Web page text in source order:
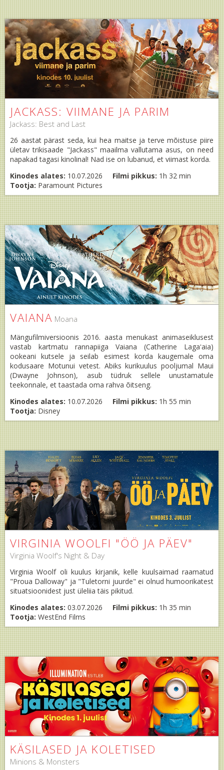
JACKASS: VIIMANE JA PARIM
Jackass: Best and Last
26 aastat pärast seda, kui hea maitse ja terve mõistuse piire
ületav trikisaade "Jackass" maailma vallutama asus, on need
napakad tagasi kinolinal! Nad ise on lubanud, et viimast korda.
Kinodes alates: 10.07.2026 Filmi pikkus: 1h 32 min
Tootja: Paramount Pictures
VAIANA Moana
Mängufilmiversioonis 2016. aasta menukast animaseiklusest
vastab kartmatu rannapiiga Vaiana (Catherine Lagaʻaia)
ookeani kutsele ja seilab esimest korda kaugemale oma
kodusaare Motunui vetest. Abiks kurikuulus pooljumal Maui
(Dwayne Johnson), asub tüdruk sellele unustamatule
teekonnale, et taastada oma rahva õitseng.
Kinodes alates: 10.07.2026 Filmi pikkus: 1h 55 min
Tootja: Disney
VIRGINIA WOOLFI "ÖÖ JA PÄEV"
Virginia Woolf's Night & Day
Virginia Woolf oli kuulus kirjanik, kelle kuulsaimad raamatud
"Proua Dalloway" ja "Tuletorni juurde" ei olnud humoorikatest
situatsioonidest just üleliia täis pikitud.
Kinodes alates: 03.07.2026 Filmi pikkus: 1h 35 min
Tootja: WestEnd Films
KÄSILASED JA KOLETISED
Minions & Monsters